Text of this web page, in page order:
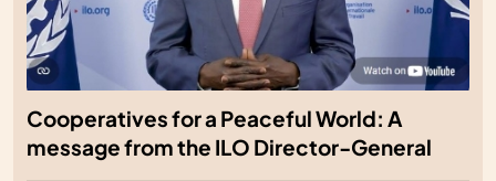
Cooperatives for a Peaceful World: A
message from the ILO Director-General